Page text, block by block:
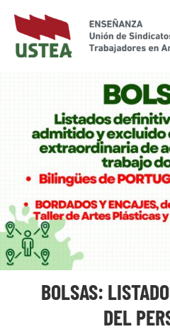
BOLSAS:
DEL